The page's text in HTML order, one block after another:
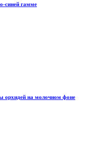
синей гамме
орхидей на молочном фоне